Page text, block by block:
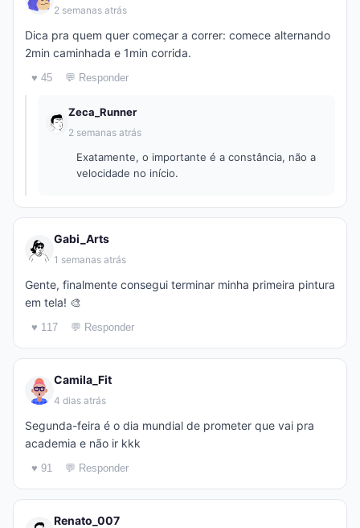
2 semanas atrás
Dica pra quem quer começar a correr: comece alternando
2min caminhada e 1min corrida.
♥ 45 💬 Responder
Zeca_Runner
2 semanas atrás
Exatamente, o importante é a constância, não a
velocidade no início.
Gabi_Arts
1 semanas atrás
Gente, finalmente consegui terminar minha primeira pintura
em tela! 🎨
♥ 117 💬 Responder
Camila_Fit
4 dias atrás
Segunda-feira é o dia mundial de prometer que vai pra
academia e não ir kkk
♥ 91 💬 Responder
Renato_007